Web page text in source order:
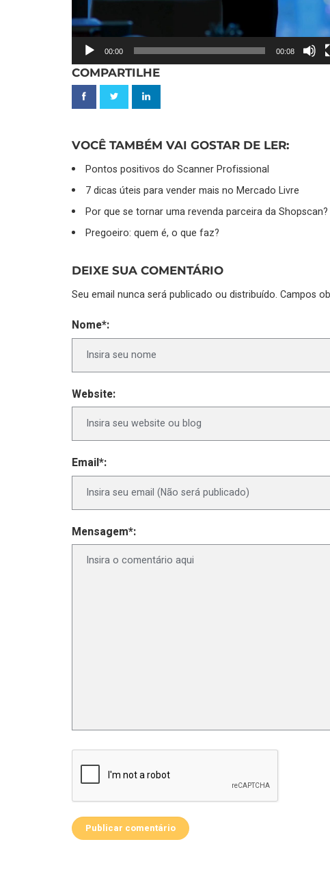
00:00 00:08
COMPARTILHE
VOCÊ TAMBÉM VAI GOSTAR DE LER:
Pontos positivos do Scanner Profissional
7 dicas úteis para vender mais no Mercado Livre
Por que se tornar uma revenda parceira da Shopscan?
Pregoeiro: quem é, o que faz?
DEIXE SUA COMENTÁRIO
Seu email nunca será publicado ou distribuído. Campos
Nome*:
Website:
Email*:
Mensagem*: